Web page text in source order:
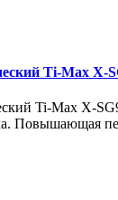
Ti-Max X-
Ti-Max X-
Повышающая